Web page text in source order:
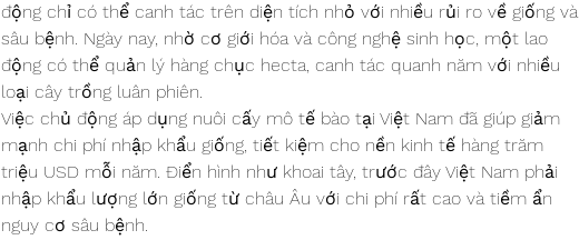
động chỉ có thể canh tác trên diện tích nhỏ với nhiều rủi ro về giống và
sâu bệnh. Ngày nay, nhờ cơ giới hóa và công nghệ sinh học, một lao
động có thể quản lý hàng chục hecta, canh tác quanh năm với nhiều
loại cây trồng luân phiên.
Việc chủ động áp dụng nuôi cấy mô tế bào tại Việt Nam đã giúp giảm
mạnh chi phí nhập khẩu giống, tiết kiệm cho nền kinh tế hàng trăm
triệu USD mỗi năm. Điển hình như khoai tây, trước đây Việt Nam phải
nhập khẩu lượng lớn giống từ châu Âu với chi phí rất cao và tiềm ẩn
nguy cơ sâu bệnh.